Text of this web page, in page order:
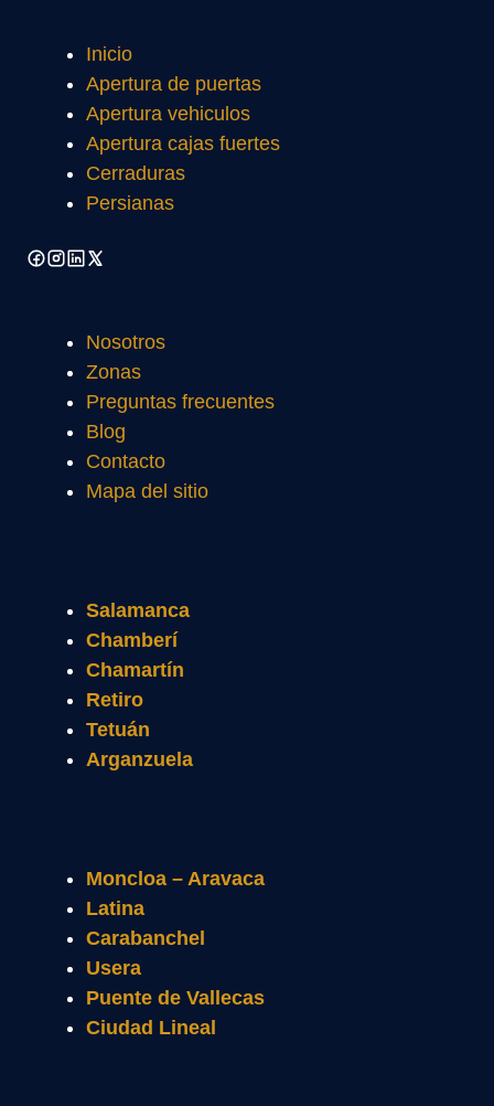
Inicio
Apertura de puertas
Apertura vehiculos
Apertura cajas fuertes
Cerraduras
Persianas
Nosotros
Zonas
Preguntas frecuentes
Blog
Contacto
Mapa del sitio
Salamanca
Chamberí
Chamartín
Retiro
Tetuán
Arganzuela
Moncloa – Aravaca
Latina
Carabanchel
Usera
Puente de Vallecas
Ciudad Lineal